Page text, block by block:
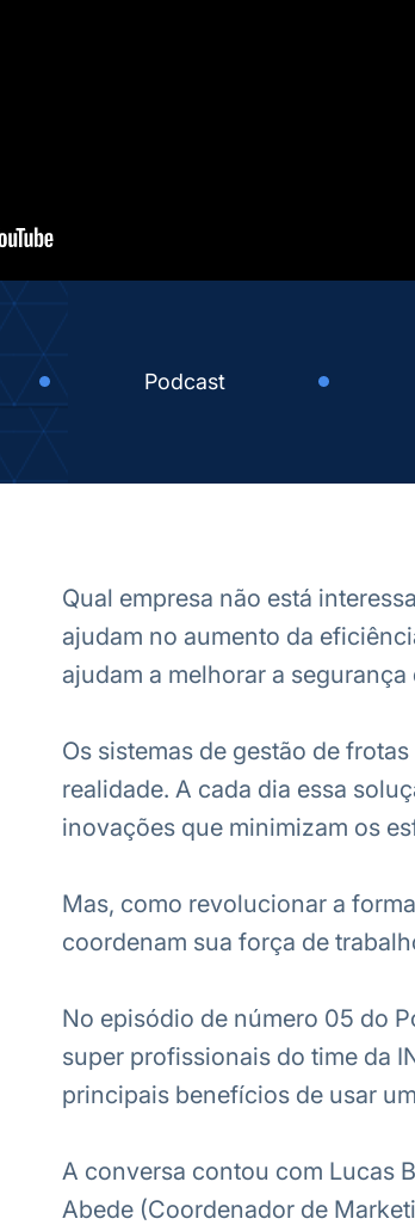
Podcast
Qual empresa não está
ajudam no aumento da
ajudam a melhorar a
Os sistemas de gestão de
realidade. A cada dia essa
inovações que minimizam os
Mas, como revolucionar a
coordenam sua força de
No episódio de número 05 do
super profissionais do time da
principais benefícios de usar
A conversa contou com Lucas
Abede (Coordenador de